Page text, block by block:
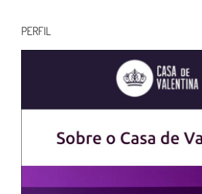
PERFIL